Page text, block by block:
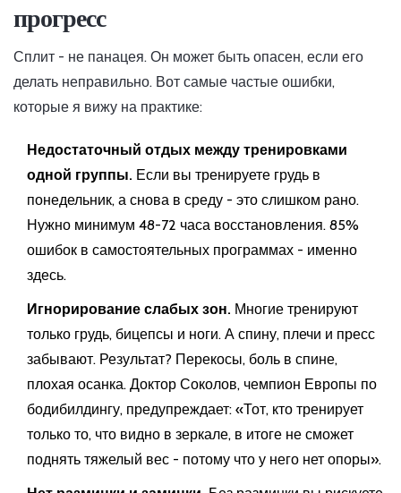
прогресс
Сплит - не панацея. Он может быть опасен, если его
делать неправильно. Вот самые частые ошибки,
которые я вижу на практике:
Недостаточный отдых между тренировками
одной группы. Если вы тренируете грудь в
понедельник, а снова в среду - это слишком рано.
Нужно минимум 48-72 часа восстановления. 85%
ошибок в самостоятельных программах - именно
здесь.
Игнорирование слабых зон. Многие тренируют
только грудь, бицепсы и ноги. А спину, плечи и пресс
забывают. Результат? Перекосы, боль в спине,
плохая осанка. Доктор Соколов, чемпион Европы по
бодибилдингу, предупреждает: «Тот, кто тренирует
только то, что видно в зеркале, в итоге не сможет
поднять тяжелый вес - потому что у него нет опоры».